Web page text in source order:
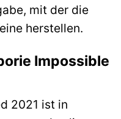
mit der die
herstellen.
Impossible
2021 ist in